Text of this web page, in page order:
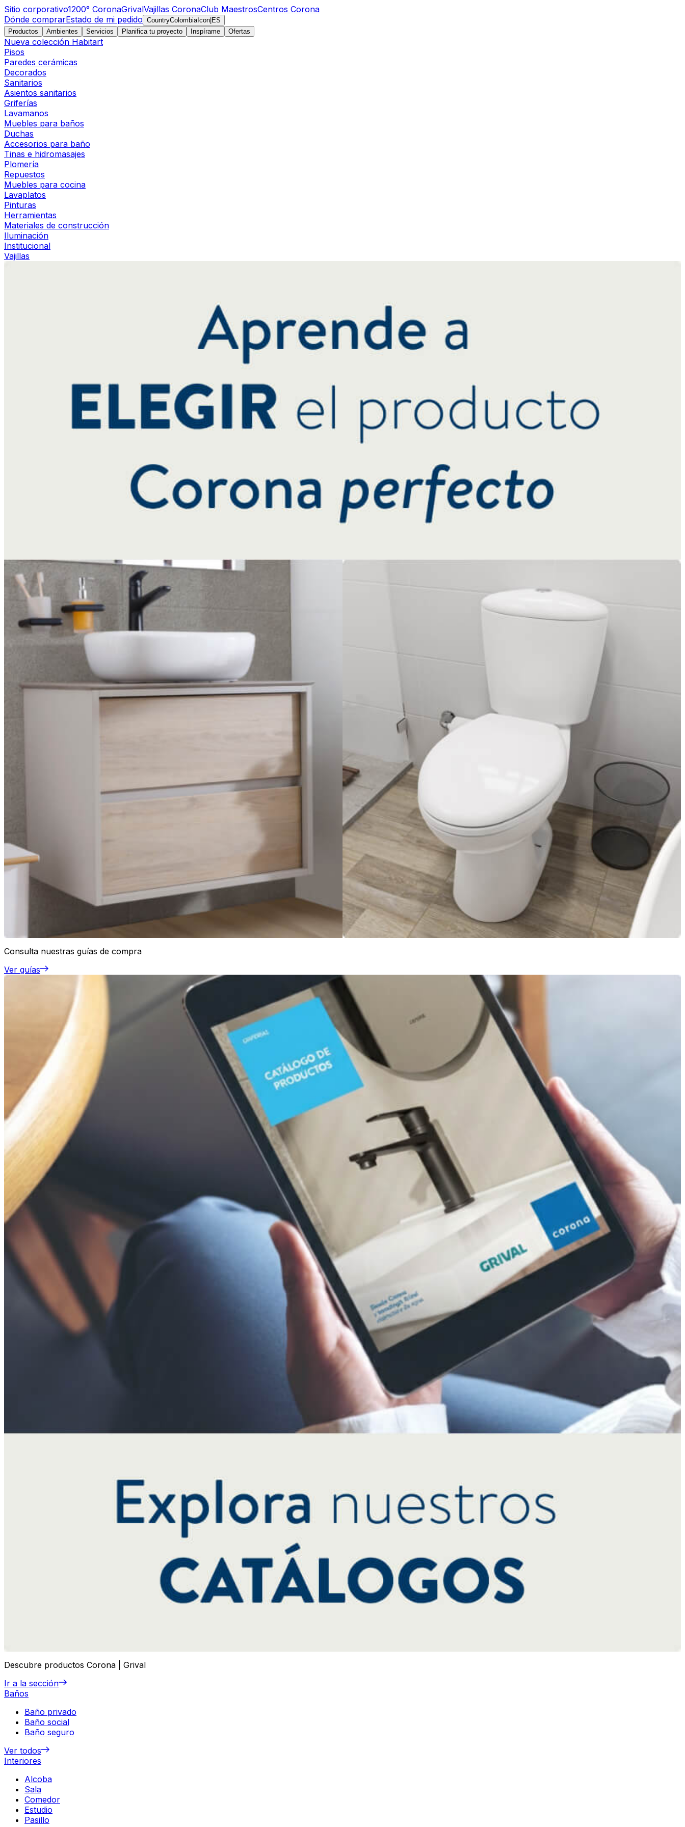
Sitio corporativo1200° CoronaGrivalVajillas CoronaClub MaestrosCentros Corona
Dónde comprarEstado de mi pedido CountryColombiaIcon ES
Productos
Ambientes Servicios Planifica tu proyecto Inspírame Ofertas
Nueva colección Habitart
Pisos
Paredes cerámicas
Decorados
Sanitarios
Asientos sanitarios
Griferías
Lavamanos
Muebles para baños
Duchas
Accesorios para baño
Tinas e hidromasajes
Plomería
Repuestos
Muebles para cocina
Lavaplatos
Pinturas
Herramientas
Materiales de construcción
Iluminación
Institucional
Vajillas
Consulta nuestras guías de compra
Ver guías
Descubre productos Corona | Grival
Ir a la sección
Baños
Baño privado
Baño social
Baño seguro
Ver todos
Interiores
Alcoba
Sala
Comedor
Estudio
Pasillo